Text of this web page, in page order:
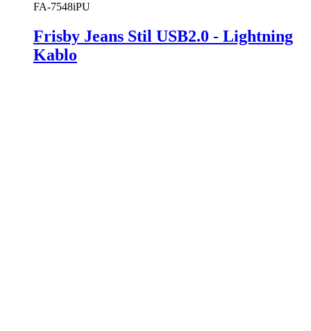
FA-7548iPU
Frisby Jeans Stil USB2.0 - Lightning
Kablo